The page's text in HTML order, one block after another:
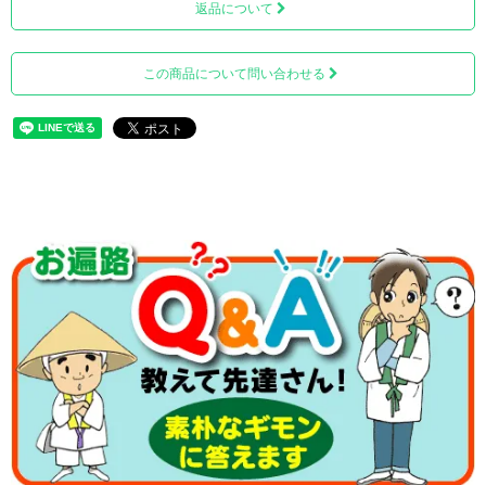
遺骨ペンダントは、近年増えつつある「手元供養」の一つ
で、身につけることで大切な人を偲び、いつもそばにいる
と感じることができるため、気持ちが前向きになれます。
年齢・性別を問わず、身近な人を亡くした寂しさや喪失感
から「大切なひとを身近に感じていたい」、「そばにいて
見守って欲しい」という純粋な思いを持つ方に選ばれてい
ます。
返品について
この商品について問い合わせる